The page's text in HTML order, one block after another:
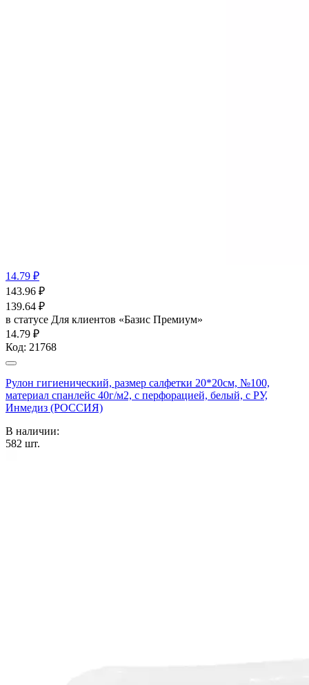
14.79 ₽
143.96 ₽
139.64 ₽
в статусе Для клиентов «Базис Премиум»
14.79 ₽
Код: 21768
Рулон гигиенический, размер салфетки 20*20см, №100,
материал спанлейс 40г/м2, с перфорацией, белый, с РУ,
Инмедиз (РОССИЯ)
В наличии:
582 шт.